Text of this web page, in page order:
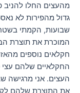
מהעצים החלו להניב
גדול מהפירות לא
שבועות, הקמתי
המוכרת את תוצרת
חקלאים נוספים
החקלאיים שלהם עצי
העצים. אני מרגישה
את התוצרת שלהם